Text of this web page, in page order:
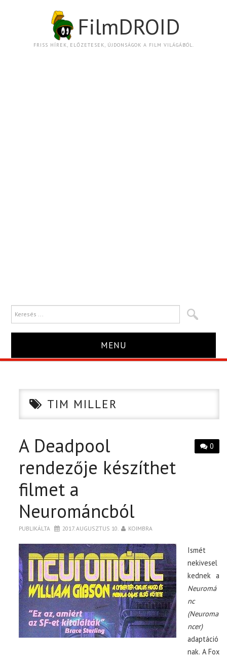
FilmDROID
FRISS HÍREK, ELŐZETESEK, ÚJDONSÁGOK A FILM VILÁGÁBÓL.
MENU
TRAILER
TOP10
KULISSZA
PÓLÓ RENDELÉS
TIM MILLER
0
A Deadpool
rendezője készíthet
filmet a
Neurománcból
PUBLIKÁLTA 2017. AUGUSZTUS 10. KOIMBRA
Ismét
nekivesel
kednek a
Neuromá
nc
(Neuroma
ncer)
adaptáció
nak. A Fox